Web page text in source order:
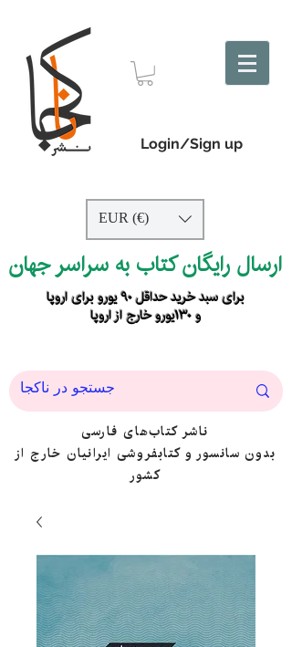
Login/Sign up
EUR (€)
ارسال رایگان کتاب به سراسر جهان
برای سبد خرید حداقل ۹۰ یورو برای اروپا
و ۱۳۰یورو خارج از اروپا
ناشر کتاب‌های فارسی
بدون سانسور و کتابفروشی ایرانیان خارج از
کشور